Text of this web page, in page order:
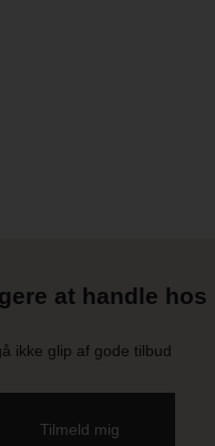
at handle hos
ikke glip af gode tilbud